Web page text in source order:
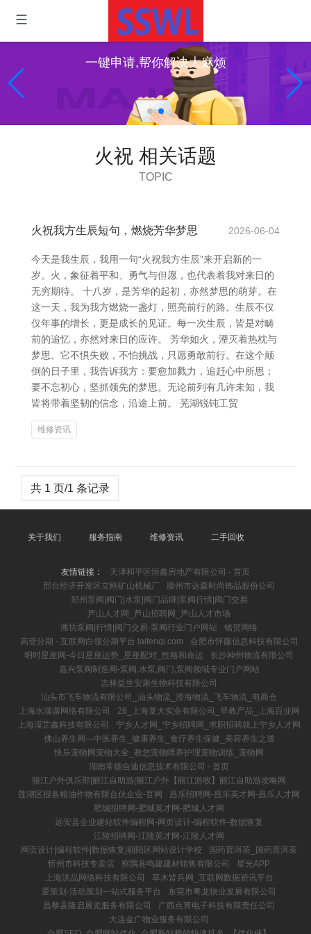
一键申请,帮你解决大麻烦
火祝 相关话题
TOPIC
火祝我方生辰短句，燃烧芳华梦思 2026-06-04
今天是我生辰，我用一句“火祝我方生辰”来开启新的一
岁。火，象征着平和、勇气与但愿，也代表着我对来日的
无穷期待。 十八岁，是芳华的起初，亦然梦思的萌芽。在
这一天，我为我方燃烧一盏灯，照亮前行的路。生辰不仅
仅年事的增长，更是成长的见证。每一次生辰，皆是对畴
前的追忆，亦然对来日的应许。 芳华如火，湮灭着热枕与
梦思。它不惧失败，不怕挑战，只愿勇敢前行。在这个颠
倒的日子里，我告诉我方：要愈加戮力，追赶心中所思；
要不忘初心，坚抓领先的梦思。无论前列有几许未知，我
皆将带着坚韧的信念，沿途上前。 芜湖锐钝工贸
维修资讯
共 1 页/1 条记录
关于我们 服务指南 维修资讯 二手回收
友情链接：
天津和平区恒鑫房地产有限公司 - 首页
邢台经济开发区立刚矿山机械厂
滕州市达森时尚饰品股份公司
郑州泵阀|阀门|水泵|阀门品牌|泵阀行情|阀门交易
芦山人才网_芦山招聘网_芦山人才市场
潍坊泵阀|行情|阀门交易-泵阀行业门户网站
铭贺网络
高管分期 - 互联网白领分期平台 laifenqi.com
合肥市怀藤信息科技有限公司
明时星座网-今日星座运势_星座配对_性格和命运
长沙神州物流有限公司
嘉兴泵阀制造网-泵阀,水泵,阀门,泵阀领域专业门户网站
吉林益生安康生物科技有限公司
汕头市飞车物流有限公司_汕头物流_澄海物流_飞车物流_电商仓
上海水潺潺网络有限公司
28_上海复大实业有限公司_早教产品_上海百业网
上海漠芷鑫科技有限公司
宁乡人才网_宁乡招聘网_求职招聘就上宁乡人才网
佛山养生网—中医养生_健康养生_食疗养生保健_美容养生之道
快乐宠物网宠物大全_教您宠物喂养护理宠物训练_宠物网
湖南常德合迪信息技术有限公司 - 首页
丽江户外俱乐部|丽江自助游|丽江户外【丽江游牧】丽江自助游攻略网
莲湖区报各粮油作物有限合伙企业-官网
昌乐招聘网-昌乐英才网-昌乐人才网
肥城招聘网-肥城英才网-肥城人才网
远安县企业建站软件编程网-网页设计-编程软件-数据恢复
江陵招聘网-江陵英才网-江陵人才网
网页设计|编程软件|数据恢复|朝阳区网站设计学校
国药普洱茶_国药普洱茶
忻州市科技专卖店
察隅县鸣建建材销售有限公司
星光APP
上海洪品网络科技有限公司
草木皆兵网_互联网数据资讯平台
爱策划-活动策划一站式服务平台
东莞市粤龙物业发展有限公司
昌黎县隆启展览服务有限公司
广西点菁电子科技有限责任公司
大连金广物业服务有限公司